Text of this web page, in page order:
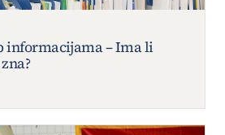
informacijama – Ima li